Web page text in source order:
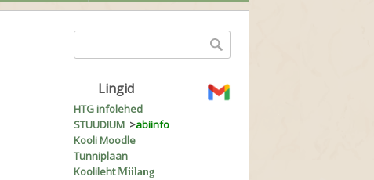
Otsinguvorm
Lingid
HTG infolehed
STUUDIUM >abiinfo
Kooli Moodle
Tunniplaan
KoolilehtMiilang